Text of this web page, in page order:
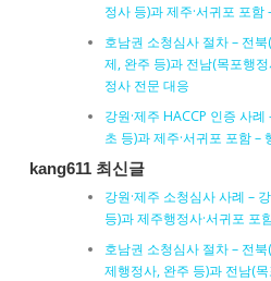
정사 등)과 제주·서귀포 포함
호남권 소청심사 절차 – 전
제, 완주 등)과 전남(목포행
정사 전문 대응
강원·제주 HACCP 인증 사
초 등)과 제주·서귀포 포함 –
kang611 최신글
강원·제주 소청심사 사례 –
등)과 제주행정사·서귀포 포
호남권 소청심사 절차 – 전
제행정사, 완주 등)과 전남(